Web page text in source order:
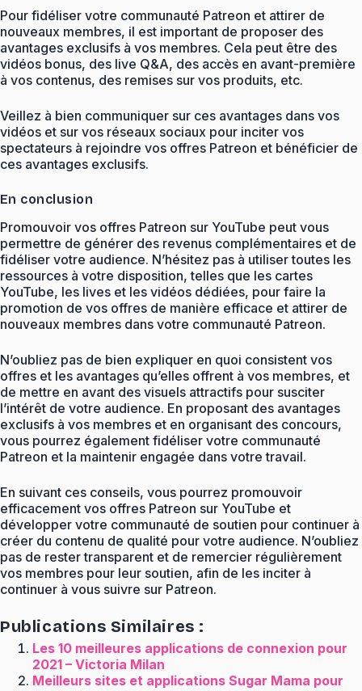
Pour fidéliser votre communauté Patreon et attirer de
nouveaux membres, il est important de proposer des
avantages exclusifs à vos membres. Cela peut être des
vidéos bonus, des live Q&A, des accès en avant-première
à vos contenus, des remises sur vos produits, etc.
Veillez à bien communiquer sur ces avantages dans vos
vidéos et sur vos réseaux sociaux pour inciter vos
spectateurs à rejoindre vos offres Patreon et bénéficier de
ces avantages exclusifs.
En conclusion
Promouvoir vos offres Patreon sur YouTube peut vous
permettre de générer des revenus complémentaires et de
fidéliser votre audience. N’hésitez pas à utiliser toutes les
ressources à votre disposition, telles que les cartes
YouTube, les lives et les vidéos dédiées, pour faire la
promotion de vos offres de manière efficace et attirer de
nouveaux membres dans votre communauté Patreon.
N’oubliez pas de bien expliquer en quoi consistent vos
offres et les avantages qu’elles offrent à vos membres, et
de mettre en avant des visuels attractifs pour susciter
l’intérêt de votre audience. En proposant des avantages
exclusifs à vos membres et en organisant des concours,
vous pourrez également fidéliser votre communauté
Patreon et la maintenir engagée dans votre travail.
En suivant ces conseils, vous pourrez promouvoir
efficacement vos offres Patreon sur YouTube et
développer votre communauté de soutien pour continuer à
créer du contenu de qualité pour votre audience. N’oubliez
pas de rester transparent et de remercier régulièrement
vos membres pour leur soutien, afin de les inciter à
continuer à vous suivre sur Patreon.
Publications Similaires :
Les 10 meilleures applications de connexion pour
2021 – Victoria Milan
Meilleurs sites et applications Sugar Mama pour